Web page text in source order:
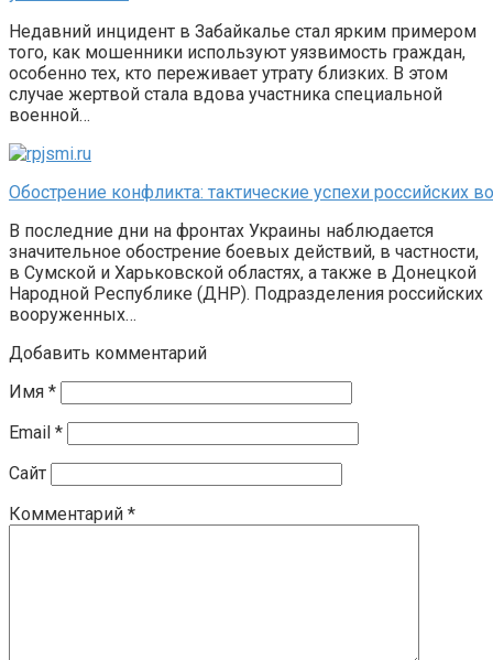
Недавний инцидент в Забайкалье стал ярким примером
того, как мошенники используют уязвимость граждан,
особенно тех, кто переживает утрату близких. В этом
случае жертвой стала вдова участника специальной
военной…
Обострение конфликта: тактические успехи российских
В последние дни на фронтах Украины наблюдается
значительное обострение боевых действий, в частности,
в Сумской и Харьковской областях, а также в Донецкой
Народной Республике (ДНР). Подразделения российских
вооруженных…
Добавить комментарий
Имя *
Email *
Сайт
Комментарий *